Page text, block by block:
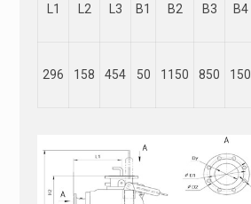
L1 L2 L3 B1 B2 B3 B4
296 158 454 50 1150 850 150